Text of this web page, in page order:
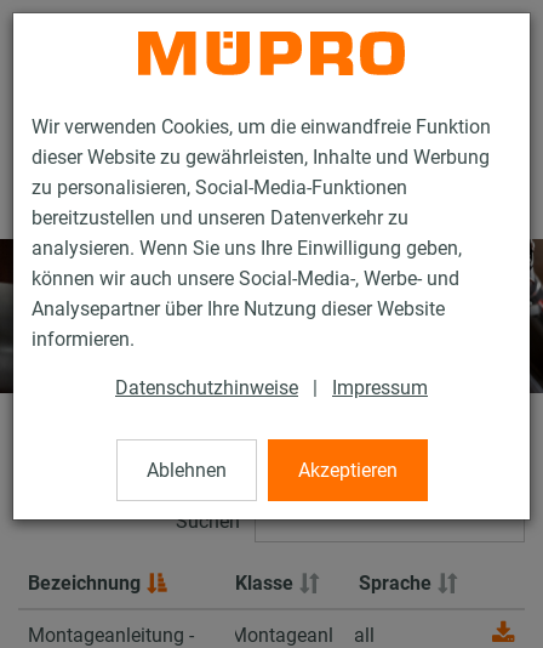
Wir verwenden Cookies, um die einwandfreie Funktion
dieser Website zu gewährleisten, Inhalte und Werbung
zu personalisieren, Social-Media-Funktionen
bereitzustellen und unseren Datenverkehr zu
analysieren. Wenn Sie uns Ihre Einwilligung geben,
können wir auch unsere Social-Media-, Werbe- und
Analysepartner über Ihre Nutzung dieser Website
informieren.
Datenschutzhinweise | Impressum
Ablehnen Akzeptieren
Kontakt
Downloads
Suchen
Bezeichnung Klasse
Sprache
Bezeichnung
Klasse Sprache
Montageanleitung -
Montageanl
all
Bezeichnung
Montageanleitung -